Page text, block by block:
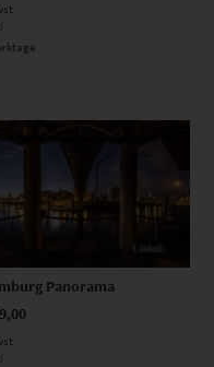
Produktseite gewählt werden
Panorama